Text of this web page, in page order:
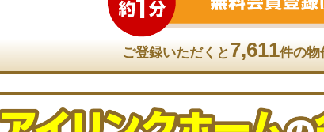
ご登録いただくと7,611件の物